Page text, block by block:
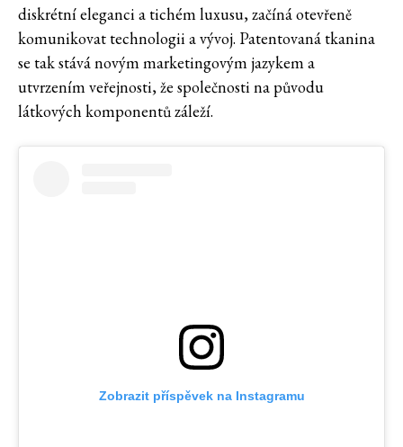
diskrétní eleganci a tichém luxusu, začíná otevřeně
komunikovat technologii a vývoj. Patentovaná tkanina
se tak stává novým marketingovým jazykem a
utvrzením veřejnosti, že společnosti na původu
látkových komponentů záleží.
Zobrazit příspěvek na Instagramu